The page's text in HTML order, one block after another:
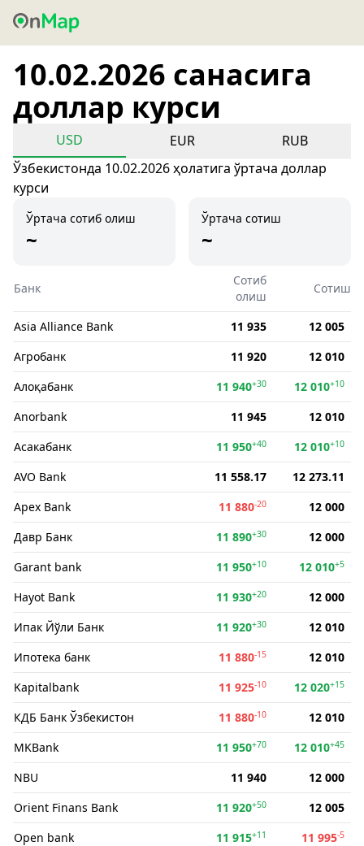
10.02.2026 санасига
доллар курси
USD EUR
RUB
Ўзбекистонда 10.02.2026 ҳолатига ўртача доллар
курси
Ўртача сотиб олиш
~
Ўртача сотиш
~
Банк
Сотиб
олиш
Сотиш
Asia Alliance Bank 11 935
12 005
Агробанк
11 920
12 010
Алоқабанк
11 940+30 12 010+10
Anorbank 11 945
12 010
Асакабанк
11 950+40 12 010+10
AVO Bank 11 558.17
12 273.11
Apex Bank
11 880-20
12 000
Давр Банк
11 890+30
12 000
Garant bank
11 950+10 12 010+5
Hayot Bank 11 930+20
12 000
Ипак Йўли Банк
11 920+30
12 010
Ипотека банк
11 880-15
12 010
Kapitalbank
11 925-10 12 020+15
КДБ Банк Ўзбекистон 11 880-10
12 010
MKBank
11 950+70 12 010+45
NBU 11 940
12 000
Orient Finans Bank
11 920+50
12 005
Open bank
11 915+11 11 995-5